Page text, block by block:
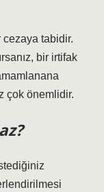
tabidir.
bir irtifak
çok önemlidir.